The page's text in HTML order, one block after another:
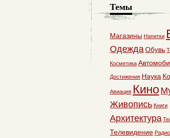
Темы
Магазины Напитки
ОдеждаОбувь
Косметика
Достижения Наука
Авиация Кино
Живопись Книги
Архитектура
Телевидение Радио